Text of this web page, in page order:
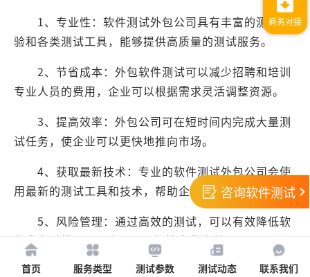
1、专业性：软件测试外包公司具有丰富的测试经
验和各类测试工具，能够提供高质量的测试服务。
2、节省成本：外包软件测试可以减少招聘和培训
专业人员的费用，企业可以根据需求灵活调整资源。
3、提高效率：外包公司可在短时间内完成大量测
试任务，使企业可以更快地推向市场。
4、获取最新技术：专业的软件测试外包公司会使
用最新的测试工具和技术，帮助企业提升测试水平。
5、风险管理：通过高效的测试，可以有效降低软
件发布后的bug风险，从而保护企业声誉。
软件测试外包公司的费用情况一般是根据测试功能
咨询软件测试
首页 服务类型 测试参数 测试动态 联系我们